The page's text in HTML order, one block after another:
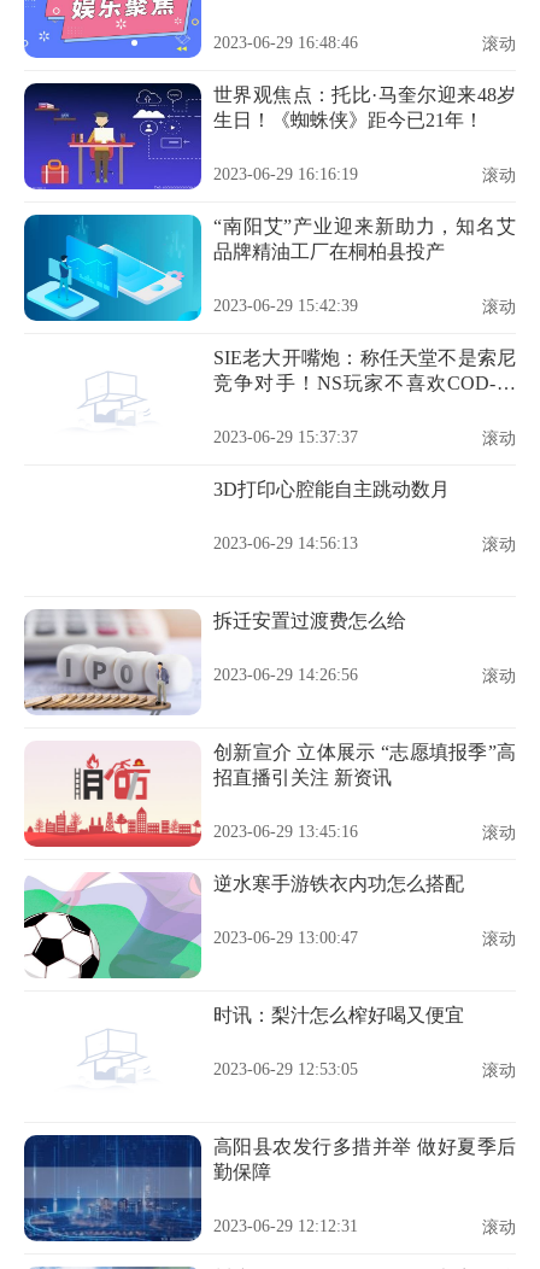
2023-06-29 16:48:46 滚动
世界观焦点：托比·马奎尔迎来48岁
生日！《蜘蛛侠》距今已21年！
2023-06-29 16:16:19 滚动
“南阳艾”产业迎来新助力，知名艾
品牌精油工厂在桐柏县投产
2023-06-29 15:42:39 滚动
SIE老大开嘴炮：称任天堂不是索尼
竞争对手！NS玩家不喜欢COD-全
2023-06-29 15:37:37 滚动
3D打印心腔能自主跳动数月
2023-06-29 14:56:13 滚动
拆迁安置过渡费怎么给
2023-06-29 14:26:56 滚动
创新宣介 立体展示 “志愿填报季”高
招直播引关注 新资讯
2023-06-29 13:45:16 滚动
逆水寒手游铁衣内功怎么搭配
2023-06-29 13:00:47 滚动
时讯：梨汁怎么榨好喝又便宜
2023-06-29 12:53:05 滚动
高阳县农发行多措并举 做好夏季后
勤保障
2023-06-29 12:12:31 滚动